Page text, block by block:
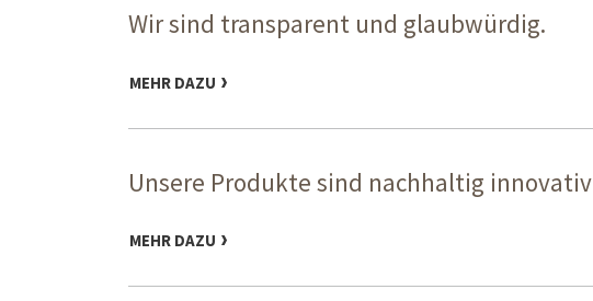
Wir sind transparent und glaubwürdig.
MEHR DAZU
Unsere Produkte sind nachhaltig innovativ
MEHR DAZU